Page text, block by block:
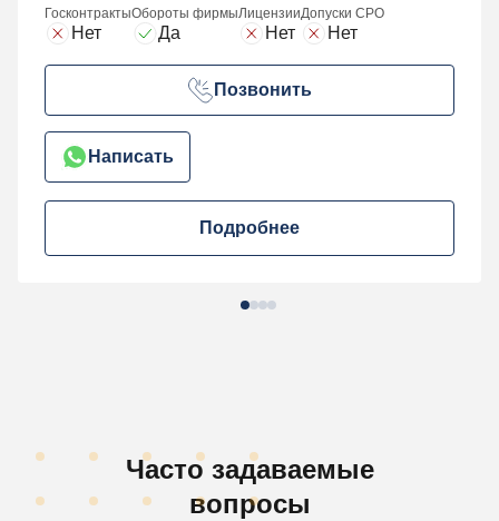
Госконтракты
Нет
Обороты фирмы
Да
Лицензии
Нет
Допуски СРО
Нет
Позвонить
Написать
Подробнее
Часто задаваемые
вопросы